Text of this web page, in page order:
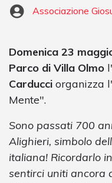
Associazione
Domenica 23
Parco di Villa Olmo l'
Carducci organizza
Mente".
Sono passati 700
Alighieri, simbolo
italiana! Ricordarlo
sentirci uniti ancora